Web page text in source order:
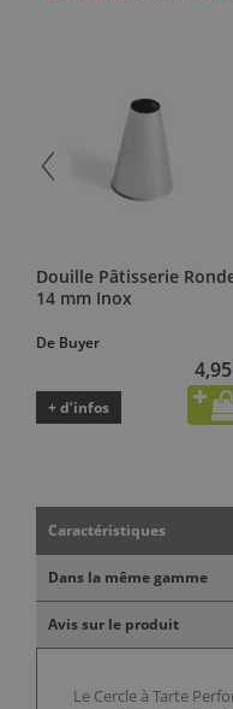
Douille Pâtisserie
14 mm Inox
De Buyer
+ d’infos
Caractéristiques
Dans la même gamme
Avis sur le produit
Le Cercle à Tarte